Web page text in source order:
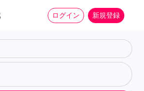
ログイン 新規登録